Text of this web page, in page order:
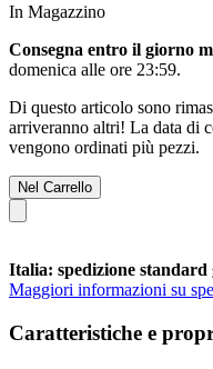
In Magazzino
Consegna entro il giorno
domenica alle ore 23:59.
Di questo articolo sono
arriveranno altri! La data di
vengono ordinati più pezzi.
Nel Carrello
Italia: spedizione standard
Maggiori informazioni su
Caratteristiche e